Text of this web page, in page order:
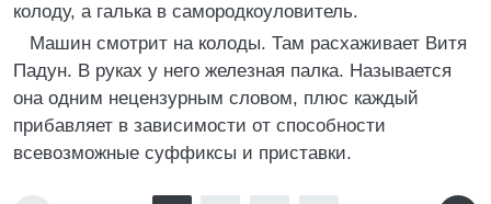
колоду, а галька в самородкоуловитель.
Машин смотрит на колоды. Там расхаживает Витя
Падун. В руках у него железная палка. Называется
она одним нецензурным словом, плюс каждый
прибавляет в зависимости от способности
всевозможные суффиксы и приставки.